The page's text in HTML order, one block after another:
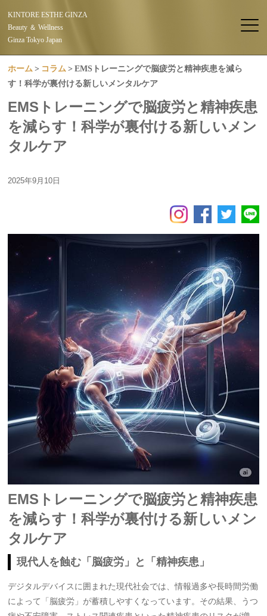
KINTORE ESTHE GINZA
Beauty ＆ Wellness
Ginza Tokyo Japan
ホーム コラム
EMSトレーニングで脳疲労と精神疾患を減ら
す！科学が裏付ける新しいメンタルケア
EMSトレーニングで脳疲労と精神疾患
を減らす！科学が裏付ける新しいメン
タルケア
2025年9月10日
EMSトレーニングで脳疲労と精神疾患
を減らす！科学が裏付ける新しいメン
タルケア
現代人を蝕む「脳疲労」と「精神疾患」
デジタルデバイスに囲まれた現代社会では、情報過多や長時間労働
によって「脳疲労」が蓄積しやすくなっています。その結果、うつ